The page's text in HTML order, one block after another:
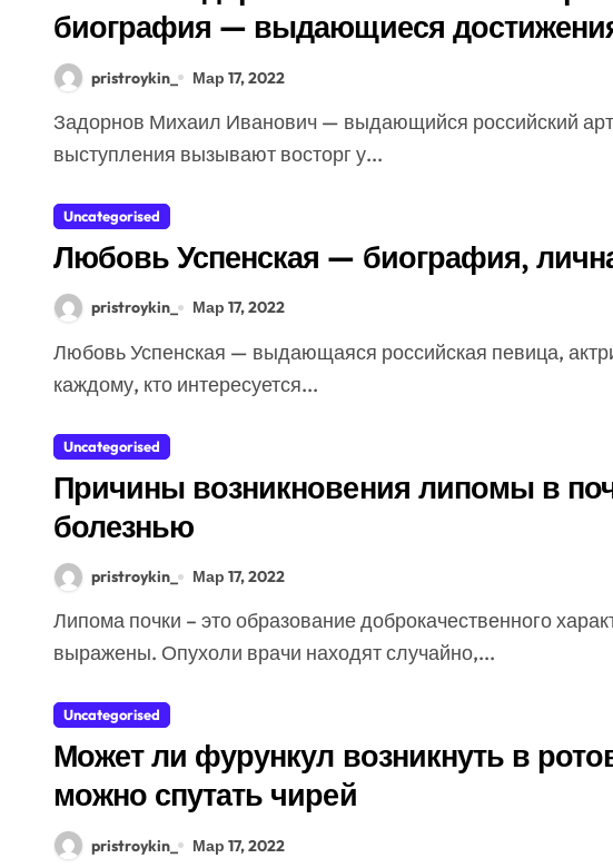
биография — выдающиеся
интересные факты из личной жизни!
pristroykin_ Мар 17, 2022
Задорнов Михаил Иванович — выдающийся российский артист, сатирик и писатель, чьи
выступления вызывают восторг у...
Uncategorised
Любовь Успенская — биография,
pristroykin_ Мар 17, 2022
Любовь Успенская — выдающаяся российская певица, актриса и композитор. Ее имя знакомо
каждому, кто интересуется...
Uncategorised
Причины возникновения липомы в
болезнью
pristroykin_ Мар 17, 2022
Липома почки – это образование доброкачественного характера. Симптомы заболевания не
выражены. Опухоли врачи находят случайно,...
Uncategorised
Может ли фурункул возникнуть в
можно спутать чирей
pristroykin_ Мар 17, 2022